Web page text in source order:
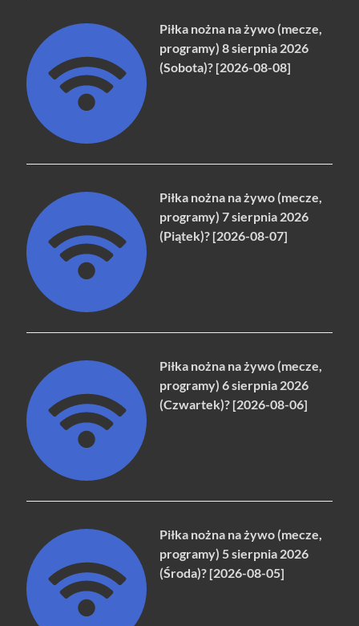
Piłka nożna na żywo (mecze,
programy) 8 sierpnia 2026
(Sobota)? [2026-08-08]
Piłka nożna na żywo (mecze,
programy) 7 sierpnia 2026
(Piątek)? [2026-08-07]
Piłka nożna na żywo (mecze,
programy) 6 sierpnia 2026
(Czwartek)? [2026-08-06]
Piłka nożna na żywo (mecze,
programy) 5 sierpnia 2026
(Środa)? [2026-08-05]